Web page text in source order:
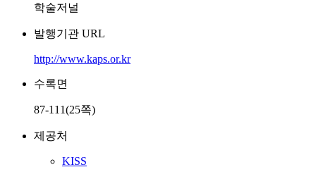
학술저널
발행기관 URL
http://www.kaps.or.kr
수록면
87-111(25쪽)
제공처
KISS